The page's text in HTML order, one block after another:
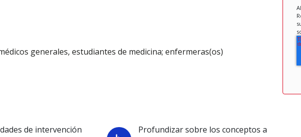
generales, estudiantes de medicina; enfermeras(os)
de intervención
Profundizar sobre los conceptos a